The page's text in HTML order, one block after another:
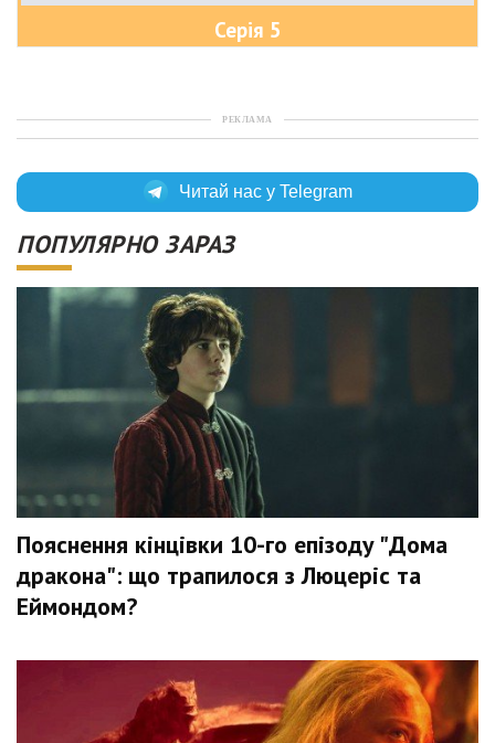
Серія 5
РЕКЛАМА
Читай нас у Telegram
ПОПУЛЯРНО ЗАРАЗ
Пояснення кінцівки 10-го епізоду "Дома
дракона": що трапилося з Люцеріс та
Еймондом?